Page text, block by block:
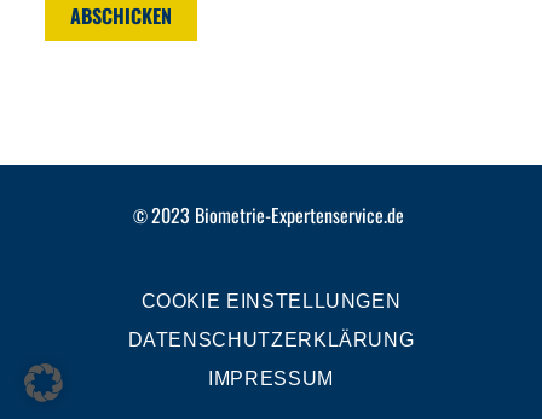
ABSCHICKEN
©2023 Biometrie-Expertenservice.de
COOKIE EINSTELLUNGEN
DATENSCHUTZERKLÄRUNG
IMPRESSUM